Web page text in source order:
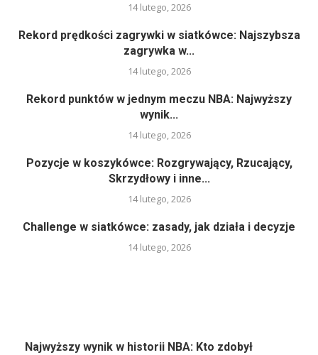
14 lutego, 2026
Rekord prędkości zagrywki w siatkówce: Najszybsza
zagrywka w...
14 lutego, 2026
Rekord punktów w jednym meczu NBA: Najwyższy
wynik...
14 lutego, 2026
Pozycje w koszykówce: Rozgrywający, Rzucający,
Skrzydłowy i inne...
14 lutego, 2026
Challenge w siatkówce: zasady, jak działa i decyzje
14 lutego, 2026
Najwyższy wynik w historii NBA: Kto zdobył